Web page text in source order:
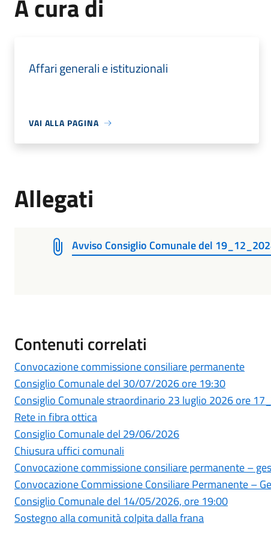
A cura di
Affari generali e istituzionali
VAI ALLA PAGINA
Allegati
Avviso Consiglio Comunale del
Contenuti correlati
Convocazione commissione consiliare permanente
Consiglio Comunale del 30/07/2026 ore 19:30
Consiglio Comunale straordinario 23 luglio 2026 ore
Rete in fibra ottica
Consiglio Comunale del 29/06/2026
Chiusura uffici comunali
Convocazione commissione consiliare permanente –
Convocazione Commissione Consiliare Permanente –
Consiglio Comunale del 14/05/2026, ore 19:00
Sostegno alla comunità colpita dalla frana